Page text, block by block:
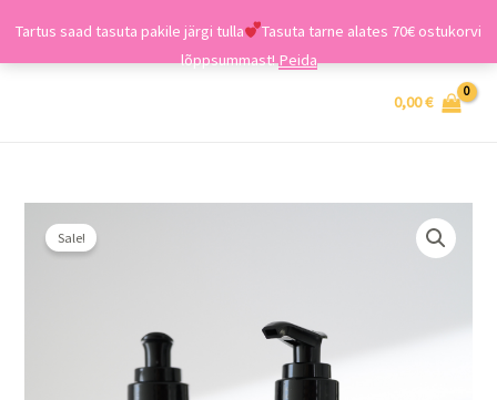
Tartus saad tasuta pakile järgi tulla
Tasuta tarne alates 70€ ostukorvi
lõppsummast!Peida
0,00€
Sale!
Orange